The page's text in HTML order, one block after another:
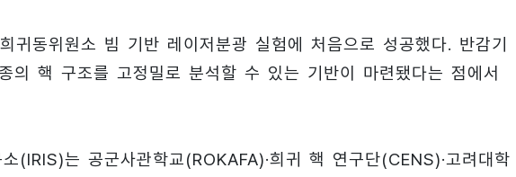
귀동위원소 빔 기반 레이저분광 실험에 처음으로 성공했다. 반감기
의 핵 구조를 고정밀로 분석할 수 있는 기반이 마련됐다는 점에서
(IRIS)는 공군사관학교(ROKAFA)·희귀 핵 연구단(CENS)·고려대학